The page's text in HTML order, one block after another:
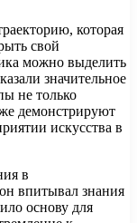
которая
свой
можно выделить
значительное
не только
демонстрируют
искусства в
в
впитывал знания
основу для